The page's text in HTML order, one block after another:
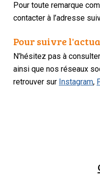
Pour toute remarque
contacter à l’adresse
Pour suivre
N’hésitez pas à
ainsi que nos réseaux
retrouver sur Instagram,